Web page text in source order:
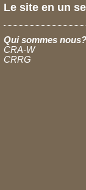
Le site en un
Qui sommes nous?
CRA-W
CRRG